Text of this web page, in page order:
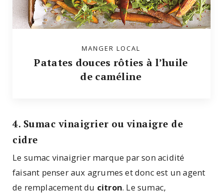
MANGER LOCAL
Patates douces rôties à l’huile
de caméline
4. Sumac vinaigrier ou vinaigre de
cidre
Le sumac vinaigrier marque par son acidité
faisant penser aux agrumes et donc est un agent
de remplacement du citron. Le sumac,